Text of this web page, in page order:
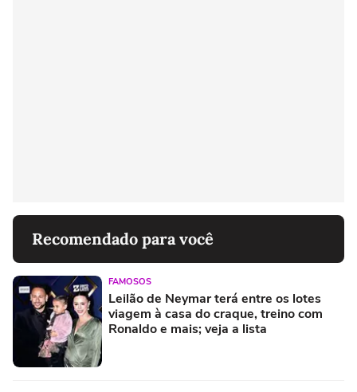
Recomendado para você
FAMOSOS
Leilão de Neymar terá entre os lotes
viagem à casa do craque, treino com
Ronaldo e mais; veja a lista